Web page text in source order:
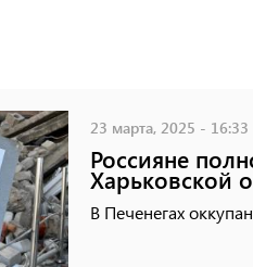
23 марта, 2025 - 16:33
Россияне
Харьковской
В Печенегах